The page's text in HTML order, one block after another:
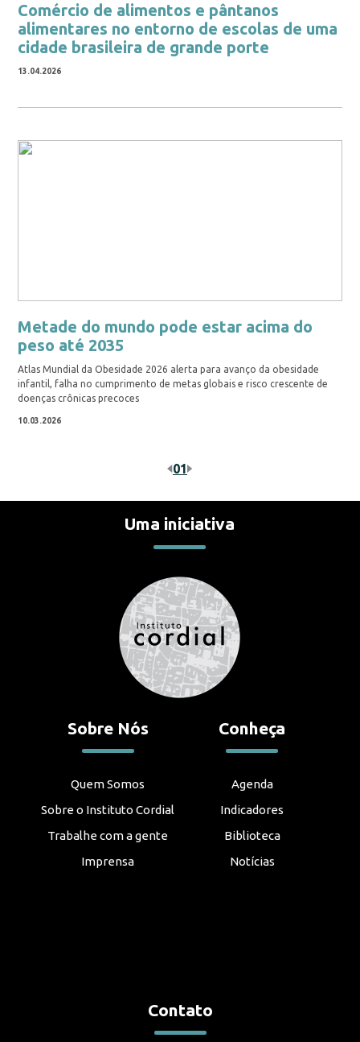
Comércio de alimentos e pântanos
alimentares no entorno de escolas de uma
cidade brasileira de grande porte
13.04.2026
Metade do mundo pode estar acima do
peso até 2035
Atlas Mundial da Obesidade 2026 alerta para avanço da obesidade
infantil, falha no cumprimento de metas globais e risco crescente de
doenças crônicas precoces
10.03.2026
01
Uma iniciativa
Sobre Nós
Quem Somos
Sobre o Instituto Cordial
Trabalhe com a gente
Imprensa
Conheça
Agenda
Indicadores
Biblioteca
Notícias
Contato